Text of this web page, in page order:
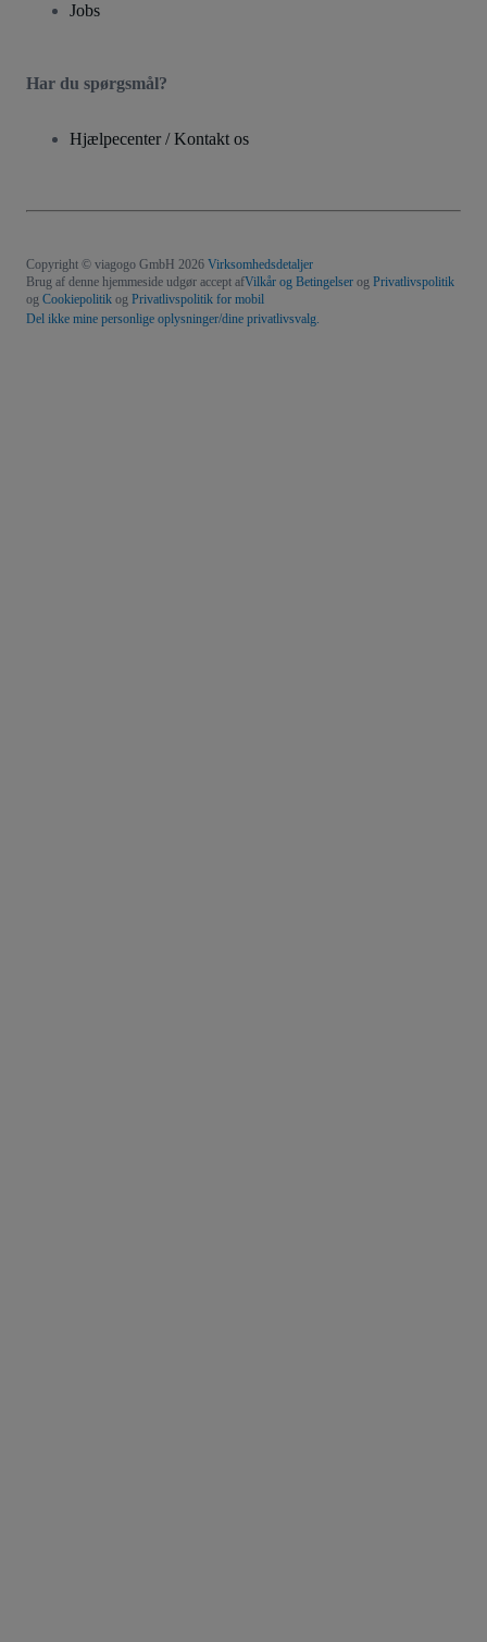
Jobs
Har du spørgsmål?
Hjælpecenter / Kontakt os
Copyright © viagogo GmbH 2026 Virksomhedsdetaljer
Brug af denne hjemmeside udgør accept afVilkår og Betingelser og Privatlivspolitik
og Cookiepolitik og Privatlivspolitik for mobil
Del ikke mine personlige oplysninger/dine privatlivsvalg.